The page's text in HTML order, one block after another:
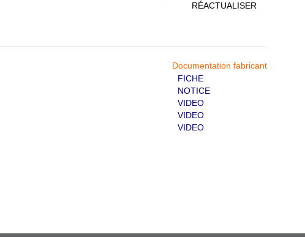
RÉACTUALISER
Documentation fabricant
FICHE
NOTICE
VIDEO
VIDEO
VIDEO